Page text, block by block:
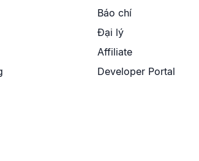
Báo chí
Đại lý
Affiliate
Developer Portal